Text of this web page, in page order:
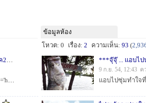
+++บ่อเจ เจ ลงปลาวันพุธ ผมเลยขอไป Fly วันพฤหัสฯ มันซะเลย ภาค2+++
ขอมาต่อกระทู้ใหม่นะครับ จะได้ไม่ยาวเกินไป :smile: ความเดิม [url='http://www.siamfishing.com/board/view.php?tid=665003&onlyuserid=0&begin=...
ข้อมูลห้อง
โหวต: 0
เรื่อง: 2 ความเห็น: 93 (
***จุ๊จุ๊ ... แอบไป
9 ก.ย. 54, 12:43
แอบไปซุ่มทำใจ